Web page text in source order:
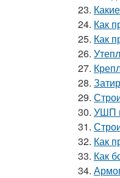
23.
24. Как
25. Как
26.
27.
28.
29.
30. УШП
31.
32. Как
33. Как
34.